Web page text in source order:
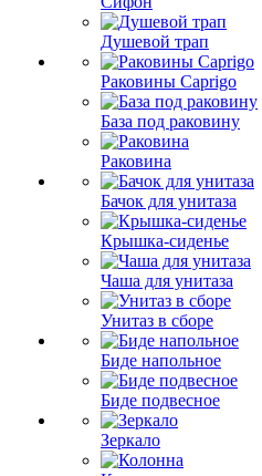
Душевой трап
Раковины Caprigo
База под раковину
Раковина
Бачок для унитаза
Крышка-сиденье
Чаша для унитаза
Унитаз в сборе
Биде напольное
Биде подвесное
Зеркало